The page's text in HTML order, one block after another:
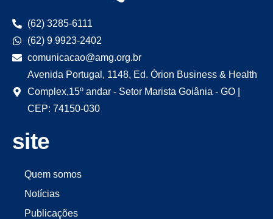
(62) 3285-6111
(62) 9 9923-2402
comunicacao@amg.org.br
Avenida Portugal, 1148, Ed. Órion Business & Health
Complex,15º andar - Setor Marista Goiânia - GO |
CEP: 74150-030
site
Quem somos
Notícias
Publicações